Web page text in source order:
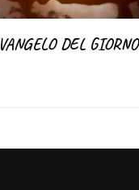
VANGELO DEL GIORNO